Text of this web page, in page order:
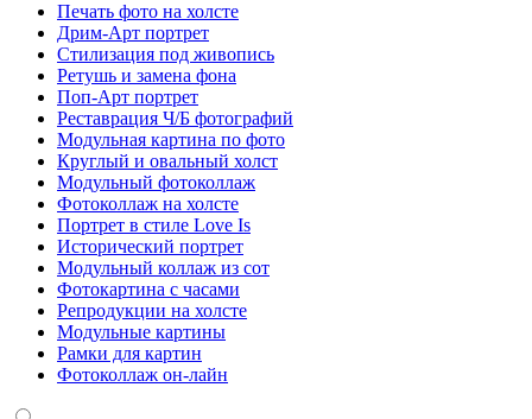
Печать фото на холсте
Дрим-Арт портрет
Стилизация под живопись
Ретушь и замена фона
Поп-Арт портрет
Реставрация Ч/Б фотографий
Модульная картина по фото
Круглый и овальный холст
Модульный фотоколлаж
Фотоколлаж на холсте
Портрет в стиле Love Is
Исторический портрет
Модульный коллаж из сот
Фотокартина с часами
Репродукции на холсте
Модульные картины
Рамки для картин
Фотоколлаж он-лайн